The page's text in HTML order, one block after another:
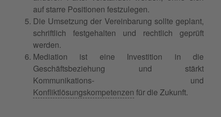
auf starre Positionen festzulegen.
Die Umsetzung der Vereinbarung sollte geplant,
schriftlich festgehalten und rechtlich geprüft
werden.
Mediation ist eine Investition in die
Geschäftsbeziehung und stärkt
Kommunikations- und
Konfliktlösungskompetenzen für die Zukunft.